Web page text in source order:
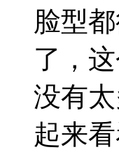
脸型
了，
没有
起来